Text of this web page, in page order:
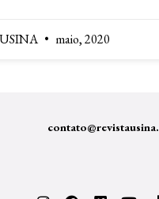
USINA maio, 2020